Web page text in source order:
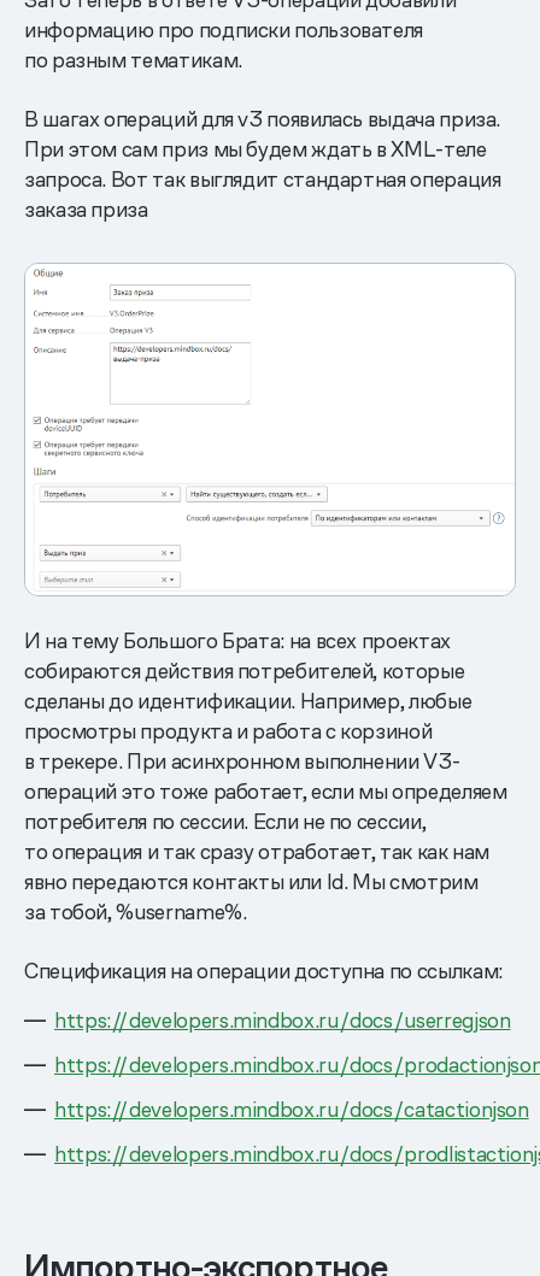
информацию про подписки пользователя
по разным тематикам.
В шагах операций для v3 появилась выдача приза.
При этом сам приз мы будем ждать в XML-теле
запроса. Вот так выглядит стандартная операция
заказа приза
И на тему Большого Брата: на всех проектах
собираются действия потребителей, которые
сделаны до идентификации. Например, любые
просмотры продукта и работа с корзиной
в трекере. При асинхронном выполнении V3-
операций это тоже работает, если мы определяем
потребителя по сессии. Если не по сессии,
то операция и так сразу отработает, так как нам
явно передаются контакты или Id. Мы смотрим
за тобой, %username%.
Спецификация на операции доступна по ссылкам:
https://developers.mindbox.ru/docs/userregjson
https://developers.mindbox.ru/docs/
https://developers.mindbox.ru/docs/catactionjson
https://developers.mindbox.ru/docs/